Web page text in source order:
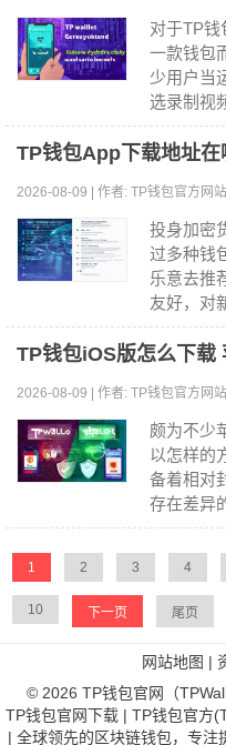
对于TP钱
一款钱包
少用户当
选录制视
TP钱包App下载地址
2026-08-09 | 作者: TP钱包官方网站 |
投身加密
过多种钱
乐意去推
友好，对
TP钱包iOS版怎么下载
2026-08-09 | 作者: TP钱包官方网站 |
颇为不少
以怎样的
备着相对
存在差异
1 2 3 4
10 下一页 尾页
网站地图 |
© 2026 TP钱包官网（
TP钱包官网下载 | TP钱包官方
| 全球领先的区块链钱包，专注